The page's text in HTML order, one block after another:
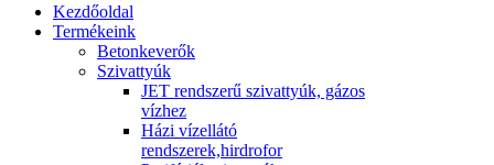
Kezdőoldal
Termékeink
Betonkeverők
Szivattyúk
JET rendszerű szivattyúk, gázos
vízhez
Házi vízellátó
rendszerek,hirdrofor